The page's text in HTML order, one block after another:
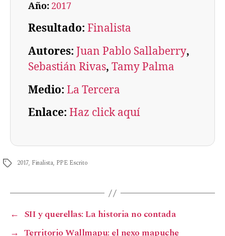
Año: 2017
Resultado: Finalista
Autores: Juan Pablo Sallaberry
Sebastián Rivas, Tamy Palma
Medio: La Tercera
Enlace: Haz click aquí
2017, Finalista, PPE Escrito
← SII y querellas: La historia no contada
→ Territorio Wallmapu: el nexo mapuche